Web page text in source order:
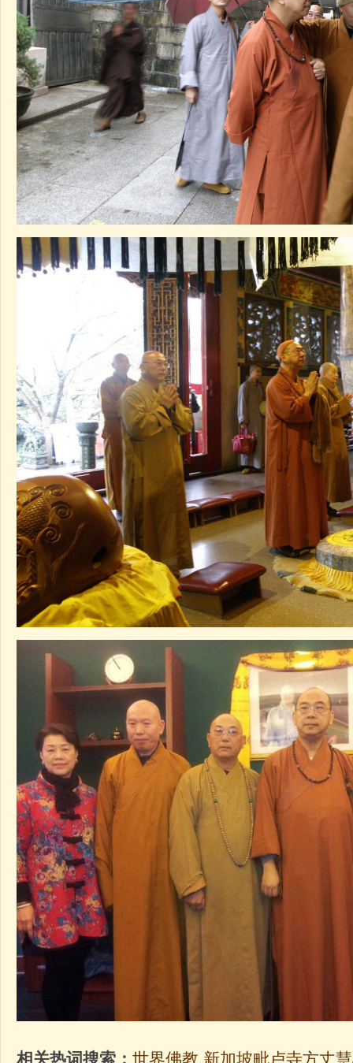
相关热词搜索： 世界佛教 新加坡毗卢寺方丈